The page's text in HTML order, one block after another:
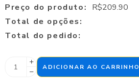
Preço do produto: R$209.90
Total de opções:
Total do pedido:
ADICIONAR AO CARRINHO